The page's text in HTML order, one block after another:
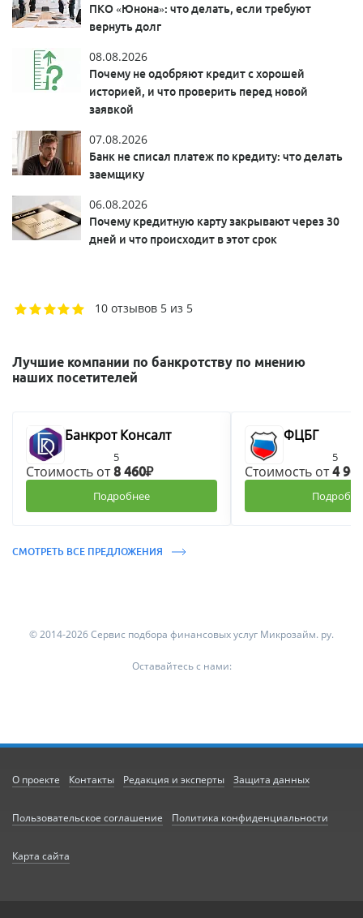
ПКО «Юнона»: что делать, если требуют
вернуть долг
08.08.2026
Почему не одобряют кредит с хорошей
историей, и что проверить перед новой
заявкой
07.08.2026
Банк не списал платеж по кредиту: что делать
заемщику
06.08.2026
Почему кредитную карту закрывают через 30
дней и что происходит в этот срок
10 отзывов 5 из 5
Лучшие компании по банкротству по мнению
наших посетителей
Банкрот Консалт
5
Стоимость от8 460₽
Подробнее
ФЦБГ
5
Стоимость от4
СМОТРЕТЬ ВСЕ ПРЕДЛОЖЕНИЯ
© 2014-2026 Сервис подбора финансовых услуг Микрозайм. ру.
Оставайтесь с нами:
О проекте Контакты Редакция и эксперты Защита данных
Пользовательское соглашение Политика конфиденциальности
Карта сайта